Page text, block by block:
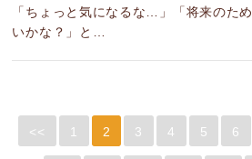
「ちょっと気になるな…」「将来のた
いかな？」と…
<< 1 2 3 4 5 6